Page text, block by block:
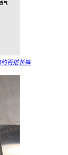
百搭长裤